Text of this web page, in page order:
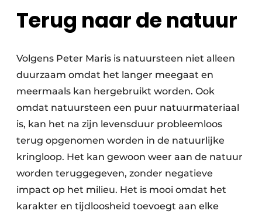
Terug naar de natuur
Volgens Peter Maris is natuursteen niet alleen
duurzaam omdat het langer meegaat en
meermaals kan hergebruikt worden. Ook
omdat natuursteen een puur natuurmateriaal
is, kan het na zijn levensduur probleemloos
terug opgenomen worden in de natuurlijke
kringloop. Het kan gewoon weer aan de natuur
worden teruggegeven, zonder negatieve
impact op het milieu. Het is mooi omdat het
karakter en tijdloosheid toevoegt aan elke